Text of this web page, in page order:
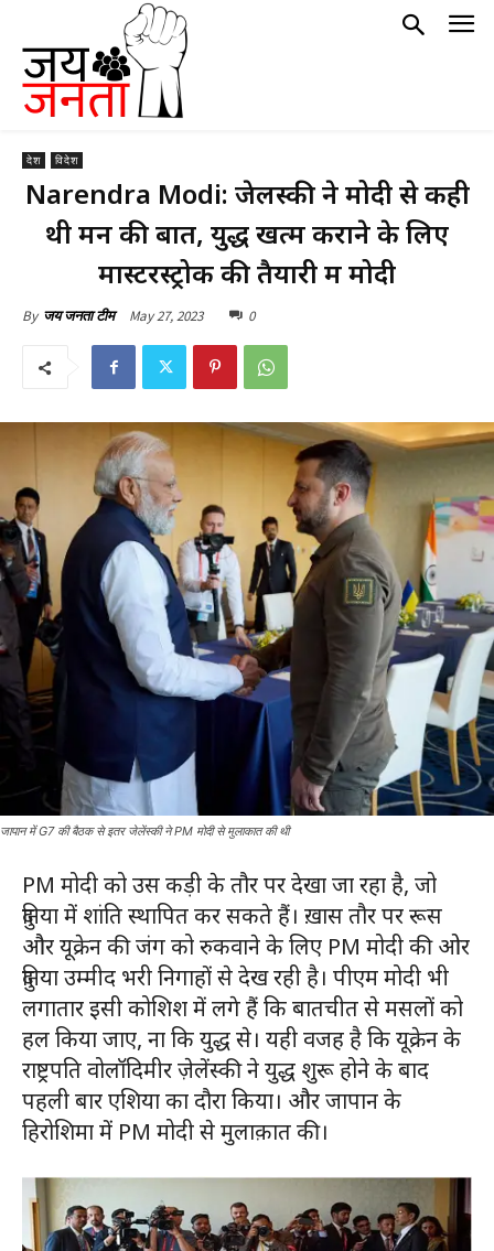
देश विदेश
Narendra Modi: जेलेंस्की ने मोदी से कही
थी मन की बात, युद्ध खत्म कराने के लिए
मास्टरस्ट्रोक की तैयारी में मोदी
By जय जनता टीम May 27, 2023 0
जापान में G7 की बैठक से इतर जेलेंस्की ने PM मोदी से मुलाकात की थी
PM मोदी को उस कड़ी के तौर पर देखा जा रहा है, जो
दुनिया में शांति स्थापित कर सकते हैं। ख़ास तौर पर रूस
और यूक्रेन की जंग को रुकवाने के लिए PM मोदी की ओर
दुनिया उम्मीद भरी निगाहों से देख रही है। पीएम मोदी भी
लगातार इसी कोशिश में लगे हैं कि बातचीत से मसलों को
हल किया जाए, ना कि युद्ध से। यही वजह है कि यूक्रेन के
राष्ट्रपति वोलॉदिमीर ज़ेलेंस्की ने युद्ध शुरू होने के बाद
पहली बार एशिया का दौरा किया। और जापान के
हिरोशिमा में PM मोदी से मुलाक़ात की।